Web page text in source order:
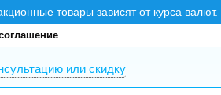
товары зависят от курса
или скидку